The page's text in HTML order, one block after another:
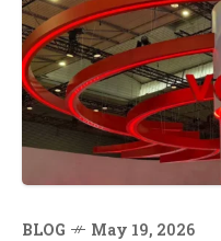
BLOG May 19, 2026